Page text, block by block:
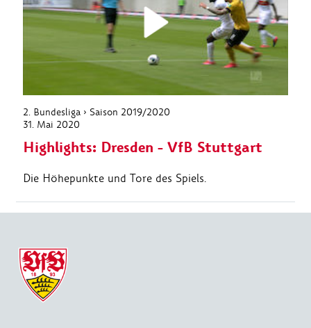
2. Bundesliga › Saison 2019/2020
31. Mai 2020
Highlights: Dresden - VfB Stuttgart
Die Höhepunkte und Tore des Spiels.